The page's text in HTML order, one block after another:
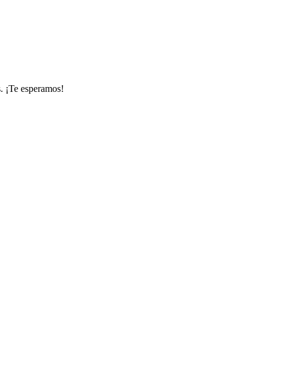
esperamos!